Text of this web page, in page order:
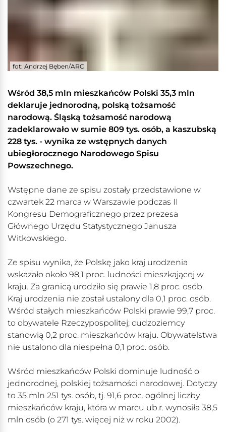
fot: Andrzej Bęben/ARC
Wśród 38,5 mln mieszkańców Polski 35,3 mln
deklaruje jednorodną, polską tożsamość
narodową. Śląską tożsamość narodową
zadeklarowało w sumie 809 tys. osób, a kaszubską
228 tys. - wynika ze wstępnych danych
ubiegłorocznego Narodowego Spisu
Powszechnego.
Wstępne dane ze spisu zostały przedstawione w
czwartek 22 marca w Warszawie podczas II
Kongresu Demograficznego przez prezesa
Głównego Urzędu Statystycznego Janusza
Witkowskiego.
Ze spisu wynika, że Polskę jako kraj urodzenia
wskazało około 98,1 proc. ludności mieszkającej w
kraju. Za granicą urodziło się prawie 1,8 proc. osób.
Kraj urodzenia nie został ustalony dla 0,1 proc. osób.
Wśród stałych mieszkańców Polski prawie 99,7 proc.
to obywatele Rzeczypospolitej; cudzoziemcy
stanowią 0,2 proc. mieszkańców kraju. Obywatelstwa
nie ustalono dla niespełna 0,1 proc. osób.
Wśród mieszkańców Polski dominuje ludność o
jednorodnej, polskiej tożsamości narodowej. Dotyczy
to 35 mln 251 tys. osób, tj. 91,6 proc. ogólnej liczby
mieszkańców kraju, która w marcu ub.r. wynosiła 38,5
mln osób (o 271 tys. więcej niż w roku 2002).